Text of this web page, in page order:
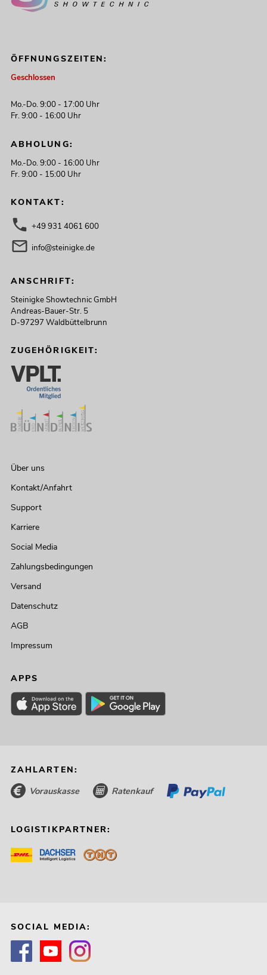
ÖFFNUNGSZEITEN:
Geschlossen
Mo.-Do. 9:00 - 17:00 Uhr
Fr. 9:00 - 16:00 Uhr
ABHOLUNG:
Mo.-Do. 9:00 - 16:00 Uhr
Fr. 9:00 - 15:00 Uhr
KONTAKT:
+49 931 4061 600
info@steinigke.de
ANSCHRIFT:
Steinigke Showtechnic GmbH
Andreas-Bauer-Str. 5
D-97297 Waldbüttelbrunn
ZUGEHÖRIGKEIT:
Über uns
Kontakt/Anfahrt
Support
Karriere
Social Media
Zahlungsbedingungen
Versand
Datenschutz
AGB
Impressum
APPS
ZAHLARTEN:
Vorauskasse Ratenkauf
LOGISTIKPARTNER:
SOCIAL MEDIA: